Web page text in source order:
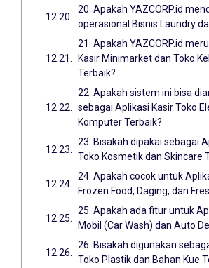
20. Apakah YAZCORP.id
operasional Bisnis Laundry
21. Apakah YAZCORP.id
Kasir Minimarket dan Toko
Terbaik?
22. Apakah sistem ini bisa
sebagai Aplikasi Kasir Toko
Komputer Terbaik?
23. Bisakah dipakai sebagai
Toko Kosmetik dan Skincare
24. Apakah cocok untuk
Frozen Food, Daging, dan
25. Apakah ada fitur untuk
Mobil (Car Wash) dan Auto
26. Bisakah digunakan
Toko Plastik dan Bahan Kue